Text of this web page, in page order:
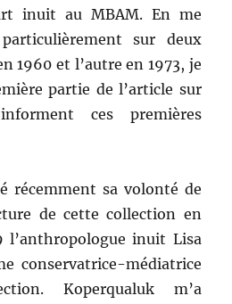
inuit au MBAM. En me
sur deux
1960 et l’autre en 1973, je
partie de l’article sur
ces premières
récemment sa volonté de
de cette collection en
l’anthropologue inuit Lisa
conservatrice-médiatrice
Koperqualuk m’a